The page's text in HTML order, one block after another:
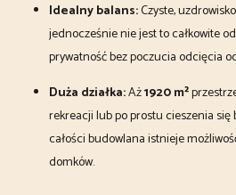
Idealny balans:Czyste,
jednocześnie nie jest to całkowite
prywatność bez poczucia odcięcia
Duża działka:Aż1920 m²
rekreacji lub po prostu cieszenia się
całości budowlana istnieje
domków.